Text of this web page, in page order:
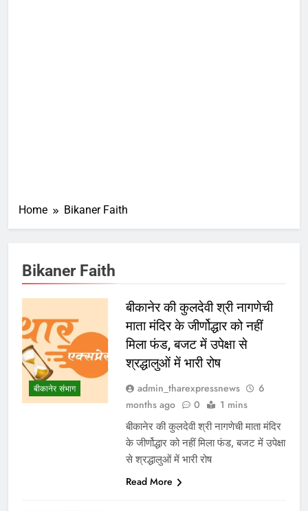
Home Bikaner Faith
Bikaner Faith
बीकानेर संभाग
बीकानेर की कुलदेवी श्री नागणेची
माता मंदिर के जीर्णोद्धार को नहीं
मिला फंड, बजट में उपेक्षा से
श्रद्धालुओं में भारी रोष
admin_tharexpressnews
6
months ago
0 1 mins
बीकानेर की कुलदेवी श्री नागणेची माता मंदिर
के जीर्णोद्धार को नहीं मिला फंड, बजट में उपेक्षा
से श्रद्धालुओं में भारी रोष
Read More